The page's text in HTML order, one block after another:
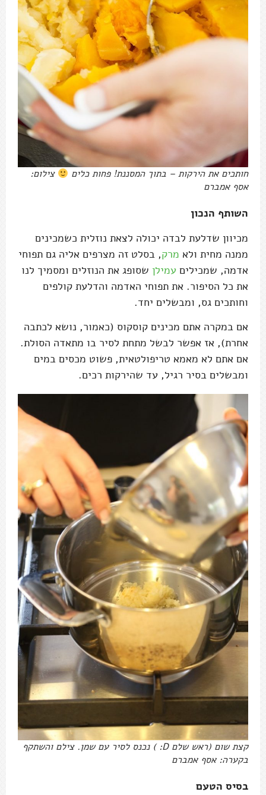
חותכים את הירקות – בתוך המסננת! פחות כלים
צילום:
אסף אמברם
השותף הנכון
מכיוון שדלעת לבדה יכולה לצאת נוזלית כשמכינים
ממנה מחית ולא מרק, בסלט זה מצרפים אליה גם תפוחי
אדמה, שמכילים עמילן שסופג את הנוזלים ומסמיך לנו
את כל הסיפור. את תפוחי האדמה והדלעת קולפים
וחותכים גס, ומבשלים יחד.
אם במקרה אתם מכינים קוסקוס (כאמור, נושא לכתבה
אחרת), אז אפשר לבשל מתחת לסיר בו מתאדה הסולת.
אם אתם לא מאמא טריפולטאית, פשוט מכסים במים
ומבשלים בסיר רגיל, עד שהירקות רכים.
קצת שום (ראש שלם D: ) נכנס לסיר עם שמן. צילם והשתקף
בקערה: אסף אמברם
בסיס הטעם